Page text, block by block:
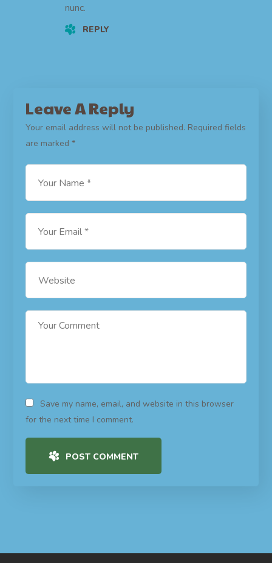
nunc.
REPLY
Leave A Reply
Your email address will not be published. Required fields
are marked*
Save my name, email, and website in this browser
for the next time I comment.
POST COMMENT